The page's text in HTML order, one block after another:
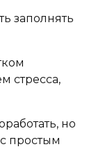
заполнять
стресса,
но
простым